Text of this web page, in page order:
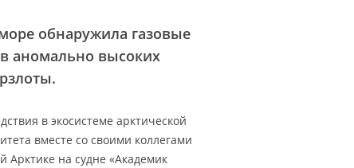
обнаружила газовые
аномально высоких
в экосистеме арктической
вместе со своими коллегами
Арктике на судне «Академик